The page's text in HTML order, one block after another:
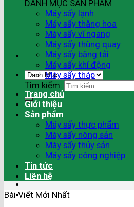
Tìm kiếm:
DANH MỤC SẢN PHẨM
Máy sấy lạnh
Máy sấy thăng hoa
Máy sấy vĩ ngang
Máy sấy thùng quay
Máy sấy băng tải
Máy sấy khí động
Máy sấy tháp
Trang chủ
Giới thiệu
Sản phẩm
Máy sấy thực phẩm
Máy sấy nông sản
Máy sấy thủy sản
Máy sấy công nghiệp
Tin tức
Liên hệ
Bài Viết Mới Nhất